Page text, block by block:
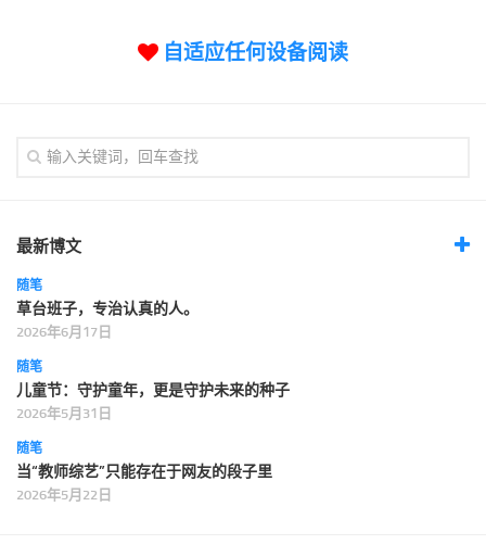
友情链接
自适应任何设备阅读
最新博文
随笔
草台班子，专治认真的人。
2026年6月17日
随笔
儿童节：守护童年，更是守护未来的种子
2026年5月31日
随笔
当“教师综艺”只能存在于网友的段子里
2026年5月22日